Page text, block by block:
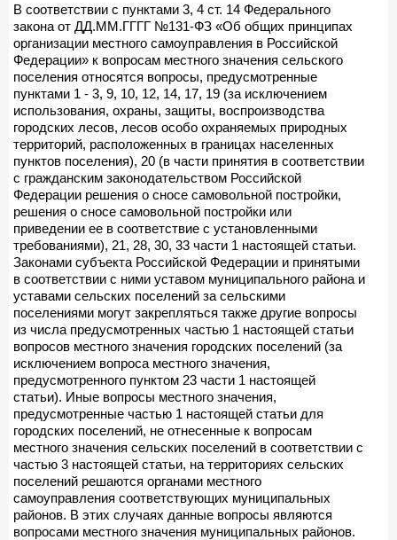
В соответствии с пунктами 3, 4 ст. 14 Федерального
закона от ДД.ММ.ГГГГ №131-ФЗ «Об общих принципах
организации местного самоуправления в Российской
Федерации» к вопросам местного значения сельского
поселения относятся вопросы, предусмотренные
пунктами 1 - 3, 9, 10, 12, 14, 17, 19 (за исключением
использования, охраны, защиты, воспроизводства
городских лесов, лесов особо охраняемых природных
территорий, расположенных в границах населенных
пунктов поселения), 20 (в части принятия в соответствии
с гражданским законодательством Российской
Федерации решения о сносе самовольной постройки,
решения о сносе самовольной постройки или
приведении ее в соответствие с установленными
требованиями), 21, 28, 30, 33 части 1 настоящей статьи.
Законами субъекта Российской Федерации и принятыми
в соответствии с ними уставом муниципального района и
уставами сельских поселений за сельскими
поселениями могут закрепляться также другие вопросы
из числа предусмотренных частью 1 настоящей статьи
вопросов местного значения городских поселений (за
исключением вопроса местного значения,
предусмотренного пунктом 23 части 1 настоящей
статьи). Иные вопросы местного значения,
предусмотренные частью 1 настоящей статьи для
городских поселений, не отнесенные к вопросам
местного значения сельских поселений в соответствии с
частью 3 настоящей статьи, на территориях сельских
поселений решаются органами местного
самоуправления соответствующих муниципальных
районов. В этих случаях данные вопросы являются
вопросами местного значения муниципальных районов.